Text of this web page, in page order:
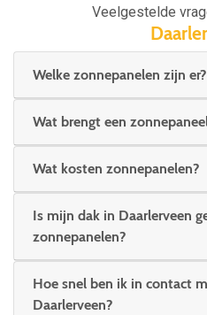
Veelgestelde
Welke zonnepanelen zijn er?
Wat brengt een
Wat kosten zonnepanelen?
Is mijn dak in Daarlerveen
zonnepanelen?
Hoe snel ben ik in contact
Daarlerveen?